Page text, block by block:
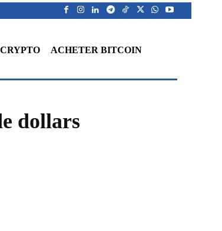
ACHETER BITCOIN
dollars